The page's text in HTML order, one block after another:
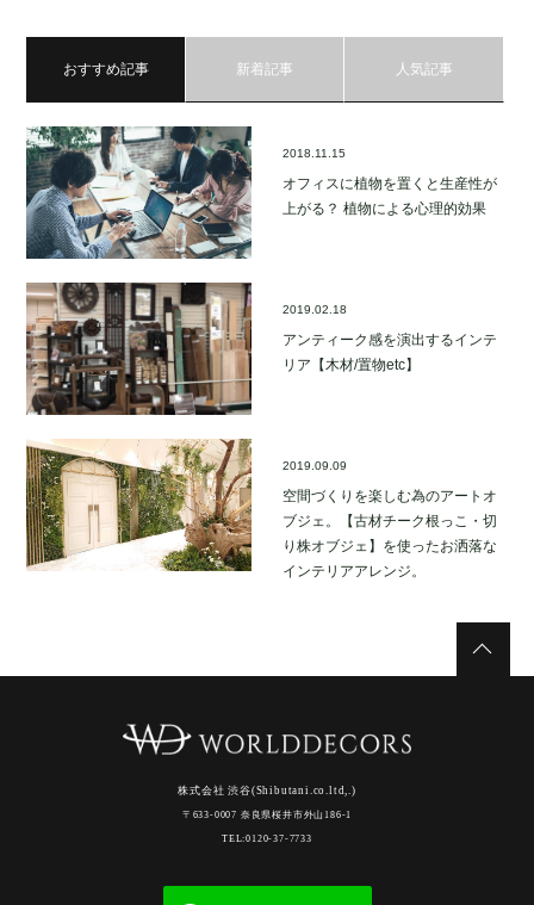
おすすめ記事 新着記事 人気記事
2018.11.15
オフィスに植物を置くと生産性が
上がる？ 植物による心理的効果
2019.02.18
アンティーク感を演出するインテ
リア【木材/置物etc】
2019.09.09
空間づくりを楽しむ為のアートオ
ブジェ。【古材チーク根っこ・切
り株オブジェ】を使ったお洒落な
インテリアアレンジ。
株式会社 渋谷(Shibutani.co.ltd,.)
〒633-0007 奈良県桜井市外山186-1
TEL:0120-37-7733